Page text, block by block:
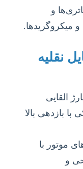
و
میکروگریدها.
نقلیه
القایی
با بازدهی بالا
موتور با
و